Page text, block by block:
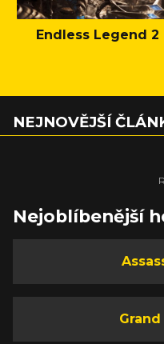
Endless Legend 2
NEJNOVĚJŠÍ
Nejoblíbenější